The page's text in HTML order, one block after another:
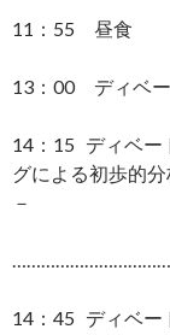
11：55 昼食
13：00 ディベ
14：15 ディベー
グによる初歩的
－
14：45 ディベー